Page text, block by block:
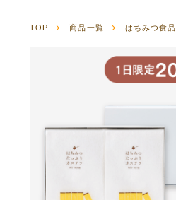
TOP 商品一覧 はちみつ食品